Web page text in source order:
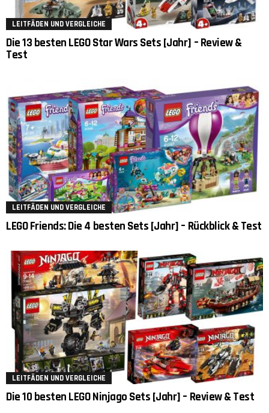
LEITFÄDEN UND VERGLEICHE
Die 13 besten LEGO Star Wars Sets [Jahr] – Review &
Test
LEITFÄDEN UND VERGLEICHE
LEGO Friends: Die 4 besten Sets [Jahr] – Rückblick & Test
LEITFÄDEN UND VERGLEICHE
Die 10 besten LEGO Ninjago Sets [Jahr] – Review & Test